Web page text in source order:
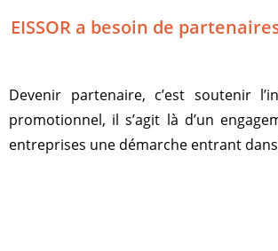
EISSOR a besoin de
Devenir partenaire, c’est soutenir
promotionnel, il s’agit là d’un
entreprises une démarche entrant